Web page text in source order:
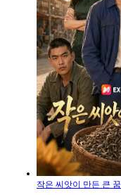
작은 씨앗이 만든 큰 꿈